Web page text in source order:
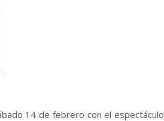
14 de febrero con el espectáculo